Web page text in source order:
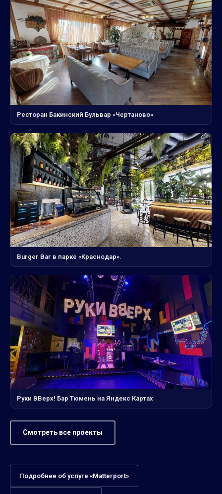
Ресторан Бакинский Бульвар «Чертаново»
Burger Bar в парке «Краснодар».
Руки ВВерх! Бар Тюмень на Яндекс Картах
Смотреть все проекты
Подробнее об услуге «Matterport»